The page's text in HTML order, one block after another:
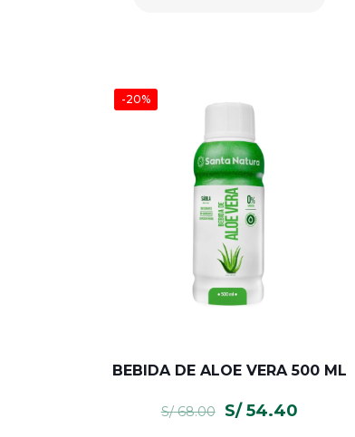
-20%
BEBIDA DE ALOE VERA 500 ML
S/68.00
El
S/54.40El